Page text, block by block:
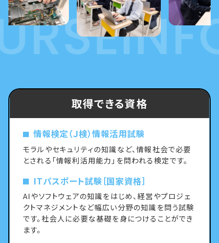
取得できる資格
情報検定（Ｊ検）情報活用試験
モラルやセキュリティの知識など、情報社会で必要
とされる「情報利活用能力」を問われる検定です。
ITパスポート試験［国家資格］
AIやソフトウェアの知識をはじめ、経営やプロジェ
クトマネジメントなど幅広い分野の知識を問う試験
です。社会人に必要な基礎を身につけることができ
ます。